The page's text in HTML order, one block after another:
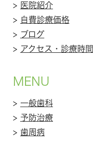
> 医院紹介
> 自費診療価格
> ブログ
> アクセス・診療時間
MENU
> 一般歯科
> 予防治療
> 歯周病